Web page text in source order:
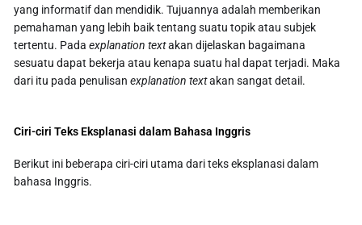
yang informatif dan mendidik. Tujuannya adalah memberikan
pemahaman yang lebih baik tentang suatu topik atau subjek
tertentu. Padaexplanation textakan dijelaskan bagaimana
sesuatu dapat bekerja atau kenapa suatu hal dapat terjadi. Maka
dari itu pada penulisanexplanation textakan sangat detail.
Ciri-ciri Teks Eksplanasi dalam Bahasa Inggris
Berikut ini beberapa ciri-ciri utama dari teks eksplanasi dalam
bahasa Inggris.